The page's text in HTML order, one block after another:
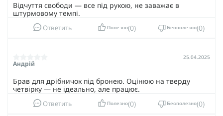
Відчуття свободи — все під рукою, не заважає в
штурмовому темпі.
Ответить Полезно 0 Бесполезно 0
Андрій
25.04.2025
Брав для дрібничок під бронею. Оцінюю на тверду
четвірку — не ідеально, але працює.
Ответить Полезно 0 Бесполезно 0